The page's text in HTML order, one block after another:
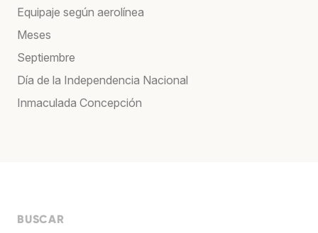
Equipaje según aerolínea
Meses
Septiembre
Día de la Independencia Nacional
Inmaculada Concepción
BUSCAR